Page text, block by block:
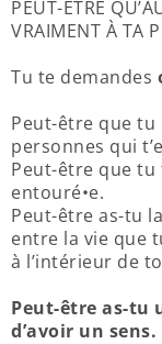
PEUT-ÊTRE
VRAIMENT À TA
Tu te demandes
Peut-être que tu
personnes qui
Peut-être que tu
entouré•e.
Peut-être as-tu
entre la vie que
à l’intérieur de
Peut-être as-tu
d’avoir un sens.